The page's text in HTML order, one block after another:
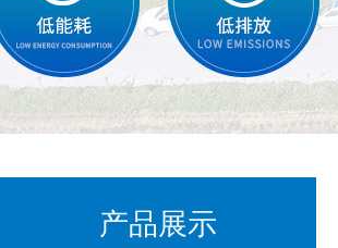
产品展示